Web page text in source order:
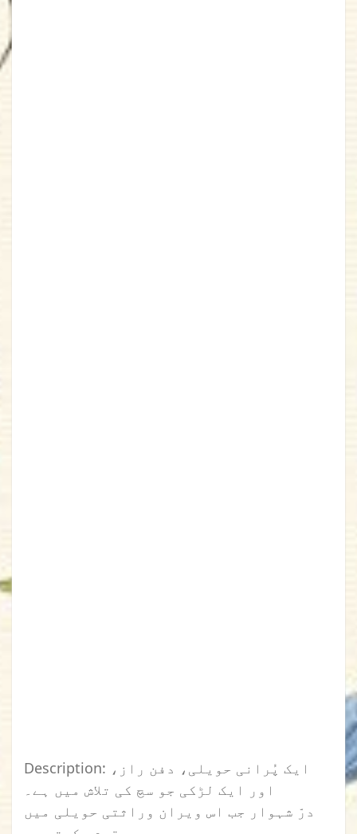
Description: ایک پُرانی حویلی، دفن راز،
اور ایک لڑکی جو سچ کی تلاش میں ہے۔
درّ شہوار جب اس ویران وراثتی حویلی میں